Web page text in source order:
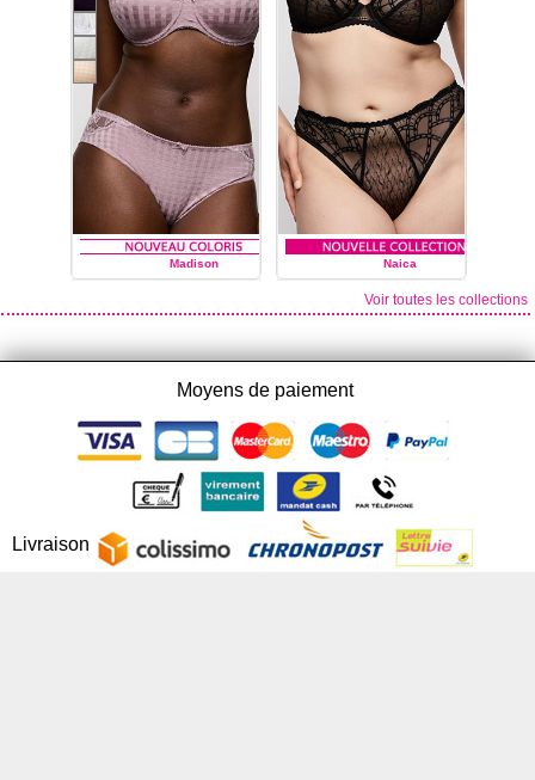
Madison Naica
PRIMA DONNA
Voir toutes les collections
Moyens de paiement
Livraison